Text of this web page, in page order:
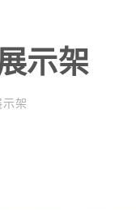
示架
架